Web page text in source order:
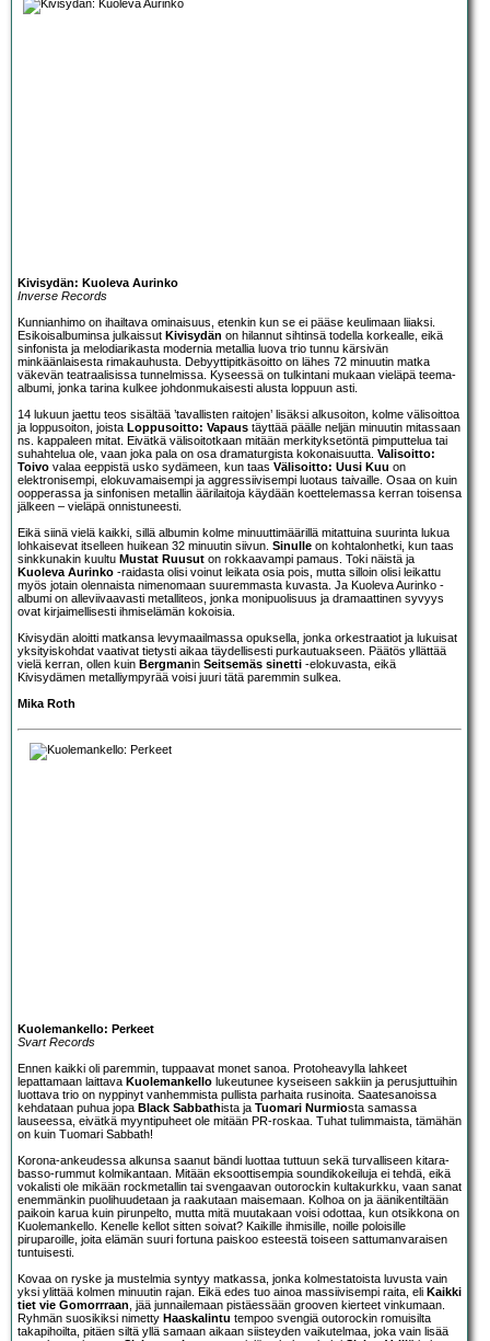
Kivisydän: Kuoleva Aurinko
Inverse Records
Kunnianhimo on ihailtava ominaisuus, etenkin kun se ei pääse keulimaan liiaksi.
Esikoisalbuminsa julkaissut Kivisydän on hilannut sihtinsä todella korkealle, eikä
sinfonista ja melodiarikasta modernia metallia luova trio tunnu kärsivän
minkäänlaisesta rimakauhusta. Debyyttipitkäsoitto on lähes 72 minuutin matka
väkevän teatraalisissa tunnelmissa. Kyseessä on tulkintani mukaan vieläpä teema-
albumi, jonka tarina kulkee johdonmukaisesti alusta loppuun asti.
14 lukuun jaettu teos sisältää ’tavallisten raitojen’ lisäksi alkusoiton, kolme välisoittoa
ja loppusoiton, joista Loppusoitto: Vapaus täyttää päälle neljän minuutin mitassaan
ns. kappaleen mitat. Eivätkä välisoitotkaan mitään merkityksetöntä pimputtelua tai
suhahtelua ole, vaan joka pala on osa dramaturgista kokonaisuutta. Valisoitto:
Toivo valaa eeppistä usko sydämeen, kun taas Välisoitto: Uusi Kuu on
elektronisempi, elokuvamaisempi ja aggressiivisempi luotaus taivaille. Osaa on kuin
oopperassa ja sinfonisen metallin äärilaitoja käydään koettelemassa kerran toisensa
jälkeen – vieläpä onnistuneesti.
Eikä siinä vielä kaikki, sillä albumin kolme minuuttimäärillä mitattuina suurinta lukua
lohkaisevat itselleen huikean 32 minuutin siivun. Sinulle on kohtalonhetki, kun taas
sinkkunakin kuultu Mustat Ruusut on rokkaavampi pamaus. Toki näistä ja
Kuoleva Aurinko -raidasta olisi voinut leikata osia pois, mutta silloin olisi leikattu
myös jotain olennaista nimenomaan suuremmasta kuvasta. Ja Kuoleva Aurinko -
albumi on alleviivaavasti metalliteos, jonka monipuolisuus ja dramaattinen syvyys
ovat kirjaimellisesti ihmiselämän kokoisia.
Kivisydän aloitti matkansa levymaailmassa opuksella, jonka orkestraatiot ja lukuisat
yksityiskohdat vaativat tietysti aikaa täydellisesti purkautuakseen. Päätös yllättää
vielä kerran, ollen kuin Bergmanin Seitsemäs sinetti -elokuvasta, eikä
Kivisydämen metalliympyrää voisi juuri tätä paremmin sulkea.
Mika Roth
Kuolemankello: Perkeet
Svart Records
Ennen kaikki oli paremmin, tuppaavat monet sanoa. Protoheavylla lahkeet
lepattamaan laittava Kuolemankello lukeutunee kyseiseen sakkiin ja perusjuttuihin
luottava trio on nyppinyt vanhemmista pullista parhaita rusinoita. Saatesanoissa
kehdataan puhua jopa Black Sabbathista ja Tuomari Nurmiosta samassa
lauseessa, eivätkä myyntipuheet ole mitään PR-roskaa. Tuhat tulimmaista, tämähän
on kuin Tuomari Sabbath!
Korona-ankeudessa alkunsa saanut bändi luottaa tuttuun sekä turvalliseen kitara-
basso-rummut kolmikantaan. Mitään eksoottisempia soundikokeiluja ei tehdä, eikä
vokalisti ole mikään rockmetallin tai svengaavan outorockin kultakurkku, vaan sanat
enemmänkin puolihuudetaan ja raakutaan maisemaan. Kolhoa on ja äänikentiltään
paikoin karua kuin pirunpelto, mutta mitä muutakaan voisi odottaa, kun otsikkona on
Kuolemankello. Kenelle kellot sitten soivat? Kaikille ihmisille, noille poloisille
piruparoille, joita elämän suuri fortuna paiskoo esteestä toiseen sattumanvaraisen
tuntuisesti.
Kovaa on ryske ja mustelmia syntyy matkassa, jonka kolmestatoista luvusta vain
yksi ylittää kolmen minuutin rajan. Eikä edes tuo ainoa massiivisempi raita, eli Kaikki
tiet vie Gomorrraan , jää junnailemaan pistäessään grooven kierteet vinkumaan.
Ryhmän suosikiksi nimetty Haaskalintu tempoo svengiä outorockin romuisilta
takapihoilta, pitäen siltä yllä samaan aikaan siisteyden vaikutelmaa, joka vain lisää